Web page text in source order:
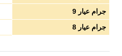
جرام عيار 9
جرام عيار 8